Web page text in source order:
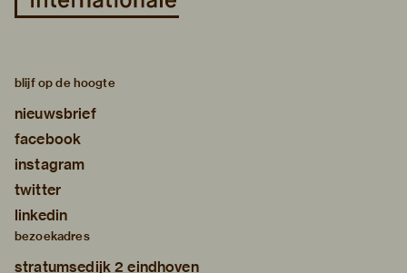
blijf op de hoogte
nieuwsbrief
facebook
instagram
twitter
linkedin
bezoekadres
stratumsedijk 2 eindhoven